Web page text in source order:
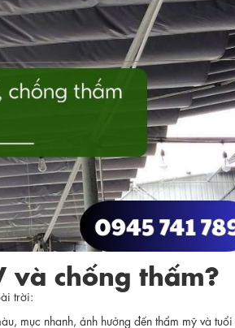
và chống thấm?
trời:
mục nhanh, ảnh hưởng đến thẩm mỹ và tuổi